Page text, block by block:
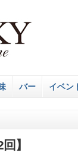
バー イベン
】